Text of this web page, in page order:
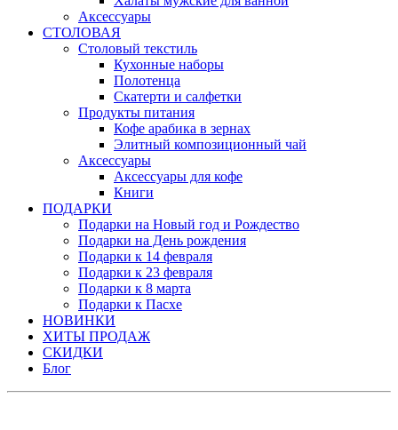
Аксессуары
СТОЛОВАЯ
Столовый текстиль
Кухонные наборы
Полотенца
Скатерти и салфетки
Продукты питания
Кофе арабика в зернах
Элитный композиционный чай
Аксессуары
Аксессуары для кофе
Книги
ПОДАРКИ
Подарки на Новый год и Рождество
Подарки на День рождения
Подарки к 14 февраля
Подарки к 23 февраля
Подарки к 8 марта
Подарки к Пасхе
НОВИНКИ
ХИТЫ ПРОДАЖ
СКИДКИ
Блог